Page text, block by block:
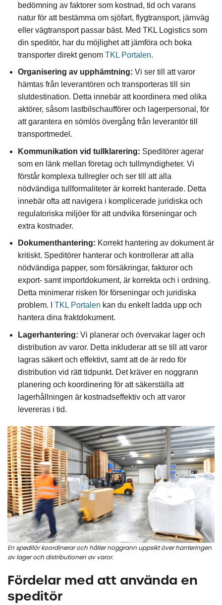
bedömning av faktorer som kostnad, tid och varans
natur för att bestämma om sjöfart, flygtransport, järnväg
eller vägtransport passar bäst. Med TKL Logistics som
din speditör, har du möjlighet att jämföra och boka
transporter direkt genom TKL Portalen.
Organisering av upphämtning: Vi ser till att varor
hämtas från leverantören och transporteras till sin
slutdestination. Detta innebär att koordinera med olika
aktörer, såsom lastbilschaufförer och lagerpersonal, för
att garantera en sömlös övergång från leverantör till
transportmedel.
Kommunikation vid tullklarering: Speditörer agerar
som en länk mellan företag och tullmyndigheter. Vi
förstår komplexa tullregler och ser till att alla
nödvändiga tullformaliteter är korrekt hanterade. Detta
innebär ofta att navigera i komplicerade juridiska och
regulatoriska miljöer för att undvika förseningar och
extra kostnader.
Dokumenthantering: Korrekt hantering av dokument är
kritiskt. Speditörer hanterar och kontrollerar att alla
nödvändiga papper, som försäkringar, fakturor och
export- samt importdokument, är korrekta och i ordning.
Detta minimerar risken för förseningar och juridiska
problem. I TKL Portalen kan du enkelt ladda upp och
hantera dina fraktdokument.
Lagerhantering: Vi planerar och övervakar lager och
distribution av varor. Detta inkluderar att se till att varor
lagras säkert och effektivt, samt att de är redo för
distribution vid rätt tidpunkt. Det kräver en noggrann
planering och koordinering för att säkerställa att
lagerhållningen är kostnadseffektiv och att varor
levereras i tid.
En speditör koordinerar och håller noggrann uppsikt över hanteringen
av lager och distributionen av varor.
Fördelar med att använda en
speditör